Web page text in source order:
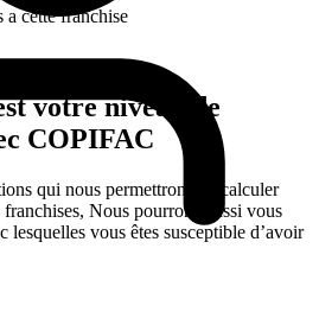
a cette franchise
votre niveau de
COPIFAC
qui nous permettrons de calculer
Nous pourrons aussi vous
lesquelles vous êtes susceptible d’avoir